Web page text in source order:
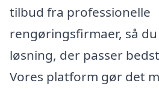
tilbud fra professionelle
rengøringsfirmaer, så
løsning, der passer
Vores platform gør det